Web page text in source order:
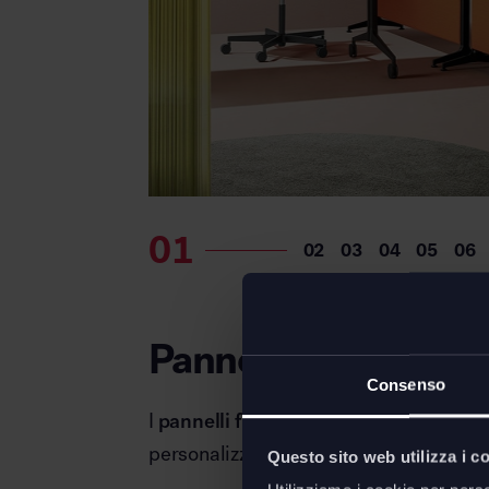
Consenso
Questo sito web utilizza i
Pannelli
I pannelli fonoassorbentida parete o
personalizzazione di configurazione e